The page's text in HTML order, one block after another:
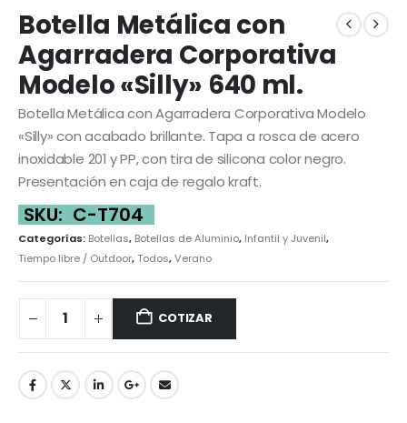
Botella Metálica con
Agarradera Corporativa
Modelo «Silly» 640 ml.
Botella Metálica con Agarradera Corporativa Modelo
«Silly» con acabado brillante. Tapa a rosca de acero
inoxidable 201 y PP, con tira de silicona color negro.
Presentación en caja de regalo kraft.
SKU: C-T704
Categorías: Botellas, Botellas de Aluminio, Infantil y Juvenil,
Tiempo libre / Outdoor,Todos,Verano
COTIZAR